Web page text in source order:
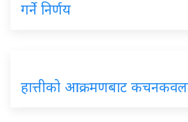
गर्ने निर्णय
हात्तीको आक्रमणबाट